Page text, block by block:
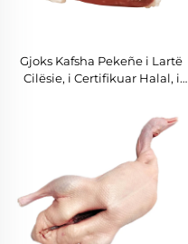
Gjoks Kafsha Pekeñe i Lartë
Cilësie, i Certifikuar Halal, i